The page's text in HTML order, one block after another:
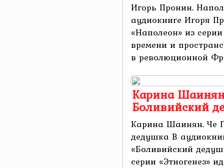
Игорь Пронин.
аудиокниге Игоря
«Наполеон» из
времени и
в революционной
Карина
Боливийский
Карина Шаинян. Че
дедушка В
«Боливийский
серии «Этногенез»